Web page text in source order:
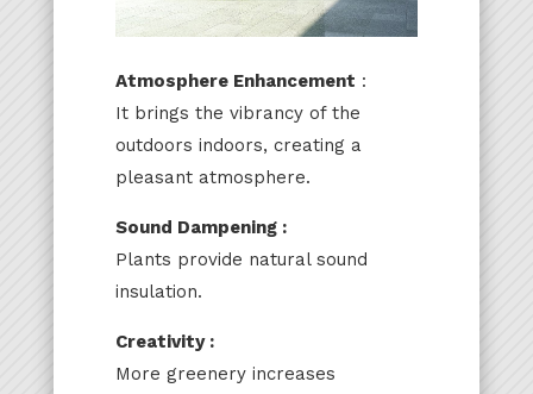
Atmosphere Enhancement :
It brings the vibrancy of the
outdoors indoors, creating a
pleasant atmosphere.
Sound Dampening :
Plants provide natural sound
insulation.
Creativity :
More greenery increases